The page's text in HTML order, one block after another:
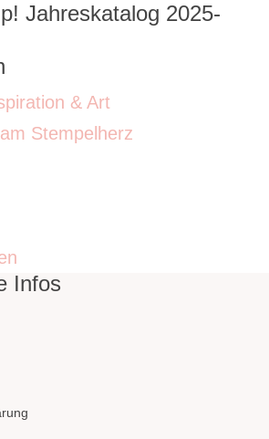
Jahreskatalog 2025-
& Art
Stempelherz
Infos